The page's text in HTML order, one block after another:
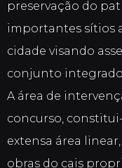
preservação do
importantes sítios
cidade visando
conjunto
A área de
concurso,
extensa área
obras do cais